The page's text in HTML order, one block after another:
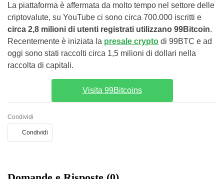
La piattaforma è affermata da molto tempo nel settore delle
criptovalute, su YouTube ci sono circa 700.000 iscritti e
circa 2,8 milioni di utenti registrati utilizzano 99Bitcoin.
Recentemente è iniziata la presale crypto di 99BTC e ad
oggi sono stati raccolti circa 1,5 milioni di dollari nella
raccolta di capitali.
Visita 99Bitcoins
Condividi
Condividi